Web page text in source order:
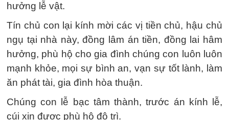
hưởng lễ vật.
Tín chủ con lại kính mời các vị tiền chủ, hậu chủ
ngụ tại nhà này, đồng lâm án tiền, đồng lai hâm
hưởng, phù hộ cho gia đình chúng con luôn luôn
mạnh khỏe, mọi sự bình an, vạn sự tốt lành, làm
ăn phát tài, gia đình hòa thuận.
Chúng con lễ bạc tâm thành, trước án kính lễ,
cúi xin được phù hộ độ trì.